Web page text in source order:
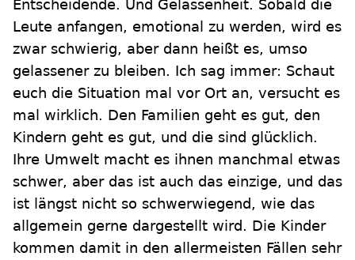
Entscheidende. Und Gelassenheit. Sobald die
Leute anfangen, emotional zu werden, wird es
zwar schwierig, aber dann heißt es, umso
gelassener zu bleiben. Ich sag immer: Schaut
euch die Situation mal vor Ort an, versucht es
mal wirklich. Den Familien geht es gut, den
Kindern geht es gut, und die sind glücklich.
Ihre Umwelt macht es ihnen manchmal etwas
schwer, aber das ist auch das einzige, und das
ist längst nicht so schwerwiegend, wie das
allgemein gerne dargestellt wird. Die Kinder
kommen damit in den allermeisten Fällen sehr